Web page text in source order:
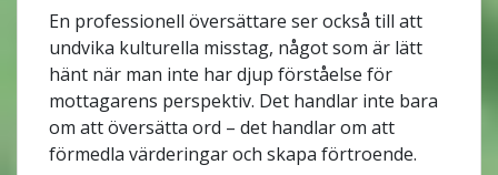
En professionell översättare ser också till att
undvika kulturella misstag, något som är lätt
hänt när man inte har djup förståelse för
mottagarens perspektiv. Det handlar inte bara
om att översätta ord – det handlar om att
förmedla värderingar och skapa förtroende.